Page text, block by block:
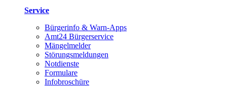
Service
Bürgerinfo & Warn-Apps
Amt24 Bürgerservice
Mängelmelder
Störungsmeldungen
Notdienste
Formulare
Infobroschüre